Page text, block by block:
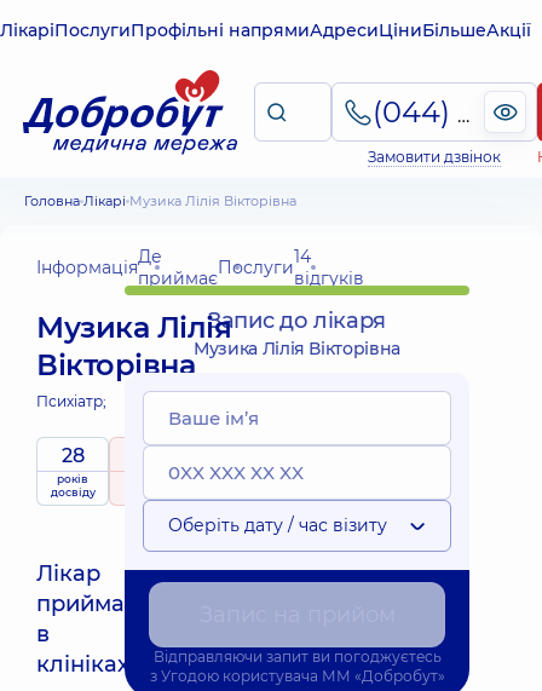
ЛікаріПослугиПрофільні напрямиАдресиЦіниБільшеАкції
(044) 495-2-888
Замовити дзвінок
Головна Лікарі Музика Лілія Вікторівна
ІнформаціяДе
приймаєПослуги14
відгуків
Музика Лілія
Вікторівна
Психіатр;
28
років
досвіду
рейтингна підставі
Лікар
приймає
в
клініках:
Запис до лікаря
Музика Лілія Вікторівна
Оберіть дату / час візиту
Відправляючи запит ви погоджуєтесь
з Угодою користувача ММ «Добробут»